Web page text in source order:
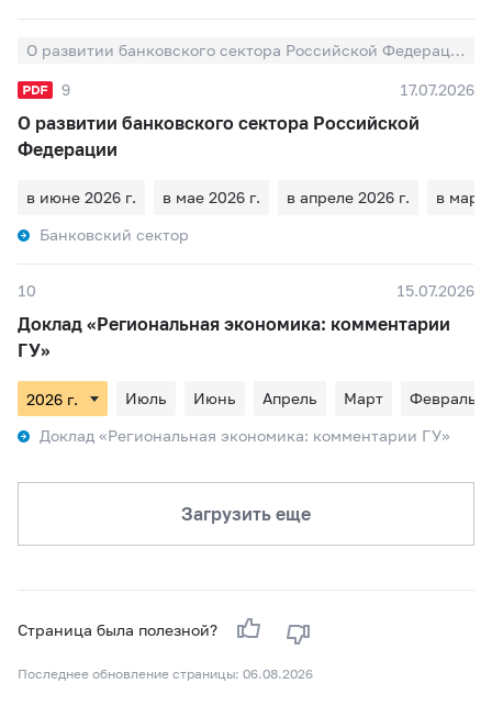
О развитии банковского сектора Российской Федерации
9 17.07.2026
О развитии банковского сектора Российской
Федерации
в июне 2026 г. в мае 2026 г. в апреле 2026 г.
в
Банковский сектор
10 15.07.2026
Доклад «Региональная экономика: комментарии
ГУ»
Июль Июнь Апрель Март
Февраль
Доклад «Региональная экономика: комментарии ГУ»
Загрузить еще
Страница была полезной?
Последнее обновление страницы: 06.08.2026